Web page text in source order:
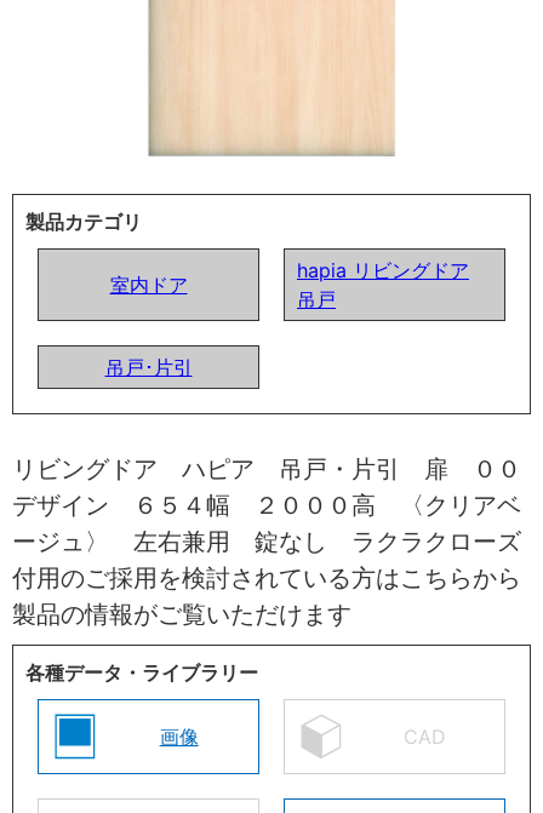
製品カテゴリ
室内ドア
hapia リビングドア
吊戸
吊戸･片引
リビングドア ハピア 吊戸・片引 扉 ００
デザイン ６５４幅 ２０００高 〈クリアベ
ージュ〉 左右兼用 錠なし ラクラクローズ
付用のご採用を検討されている方はこちらから
製品の情報がご覧いただけます
各種データ・ライブラリー
画像 CAD